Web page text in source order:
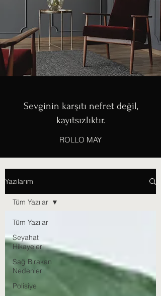
Sevginin karşıtı nefret değil,
kayıtsızlıktır.
ROLLO MAY
Yazılarım
Tüm Yazılar
Seyahat
Hikayeleri
Sağ Bırakan
Nedenler
Polisiye
Tüm Yazılar